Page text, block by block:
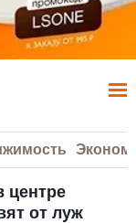
центре
от луж